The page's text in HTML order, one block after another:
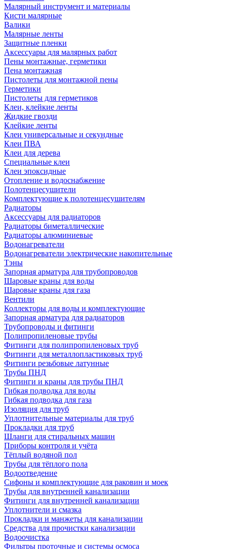
Малярный инструмент и материалы
Кисти малярные
Валики
Малярные ленты
Защитные пленки
Аксессуары для малярных работ
Пены монтажные, герметики
Пена монтажная
Пистолеты для монтажной пены
Герметики
Пистолеты для герметиков
Клеи, клейкие ленты
Жидкие гвозди
Клейкие ленты
Клеи универсальные и секундные
Клеи ПВА
Клеи для дерева
Специальные клеи
Клеи эпоксидные
Отопление и водоснабжение
Полотенцесушители
Комплектующие к полотенцесушителям
Радиаторы
Аксессуары для радиаторов
Радиаторы биметаллические
Радиаторы алюминиевые
Водонагреватели
Водонагреватели электрические накопительные
Тэны
Запорная арматура для трубопроводов
Шаровые краны для воды
Шаровые краны для газа
Вентили
Коллекторы для воды и комплектующие
Запорная арматура для радиаторов
Трубопроводы и фитинги
Полипропиленовые трубы
Фитинги для полипропиленовых труб
Фитинги для металлопластиковых труб
Фитинги резьбовые латунные
Трубы ПНД
Фитинги и краны для трубы ПНД
Гибкая подводка для воды
Гибкая подводка для газа
Изоляция для труб
Уплотнительные материалы для труб
Прокладки для труб
Шланги для стиральных машин
Приборы контроля и учёта
Тёплый водяной пол
Трубы для тёплого пола
Водоотведение
Сифоны и комплектующие для раковин и моек
Трубы для внутренней канализации
Фитинги для внутренней канализации
Уплотнители и смазка
Прокладки и манжеты для канализации
Средства для прочистки канализации
Водоочистка
Фильтры проточные и системы осмоса